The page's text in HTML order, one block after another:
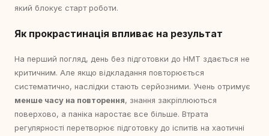
який блокує старт роботи.
Як прокрастинація впливає на результат
На перший погляд, день без підготовки до НМТ здається не
критичним. Але якщо відкладання повторюється
систематично, наслідки стають серйозними. Учень отримує
менше часу на повторення, знання закріплюються
поверхово, а паніка наростає все більше. Втрата
регулярності перетворює підготовку до іспитів на хаотичні